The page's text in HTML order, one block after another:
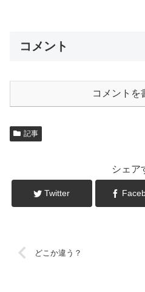
コメント
コメントを
記事
シェア
Twitter
どこか違う？